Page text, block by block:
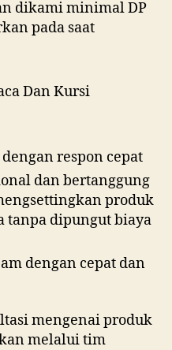
dikami minimal DP
pada saat
respon cepat
dan bertanggung
produk
tanpa dipungut biaya
dengan cepat dan
mengenai produk
melalui tim